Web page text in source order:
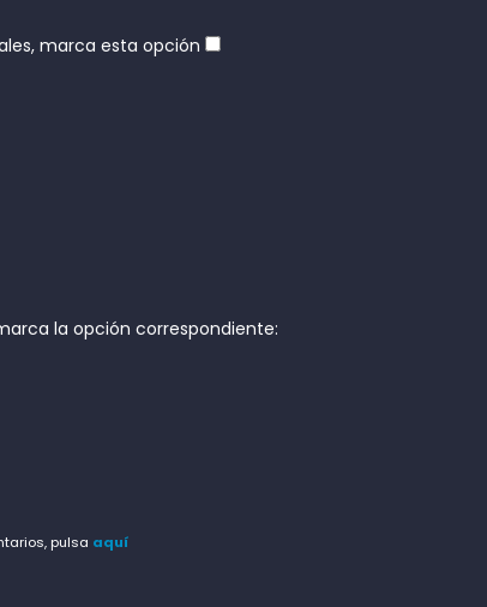
marca esta opción
la opción correspondiente:
pulsa aquí